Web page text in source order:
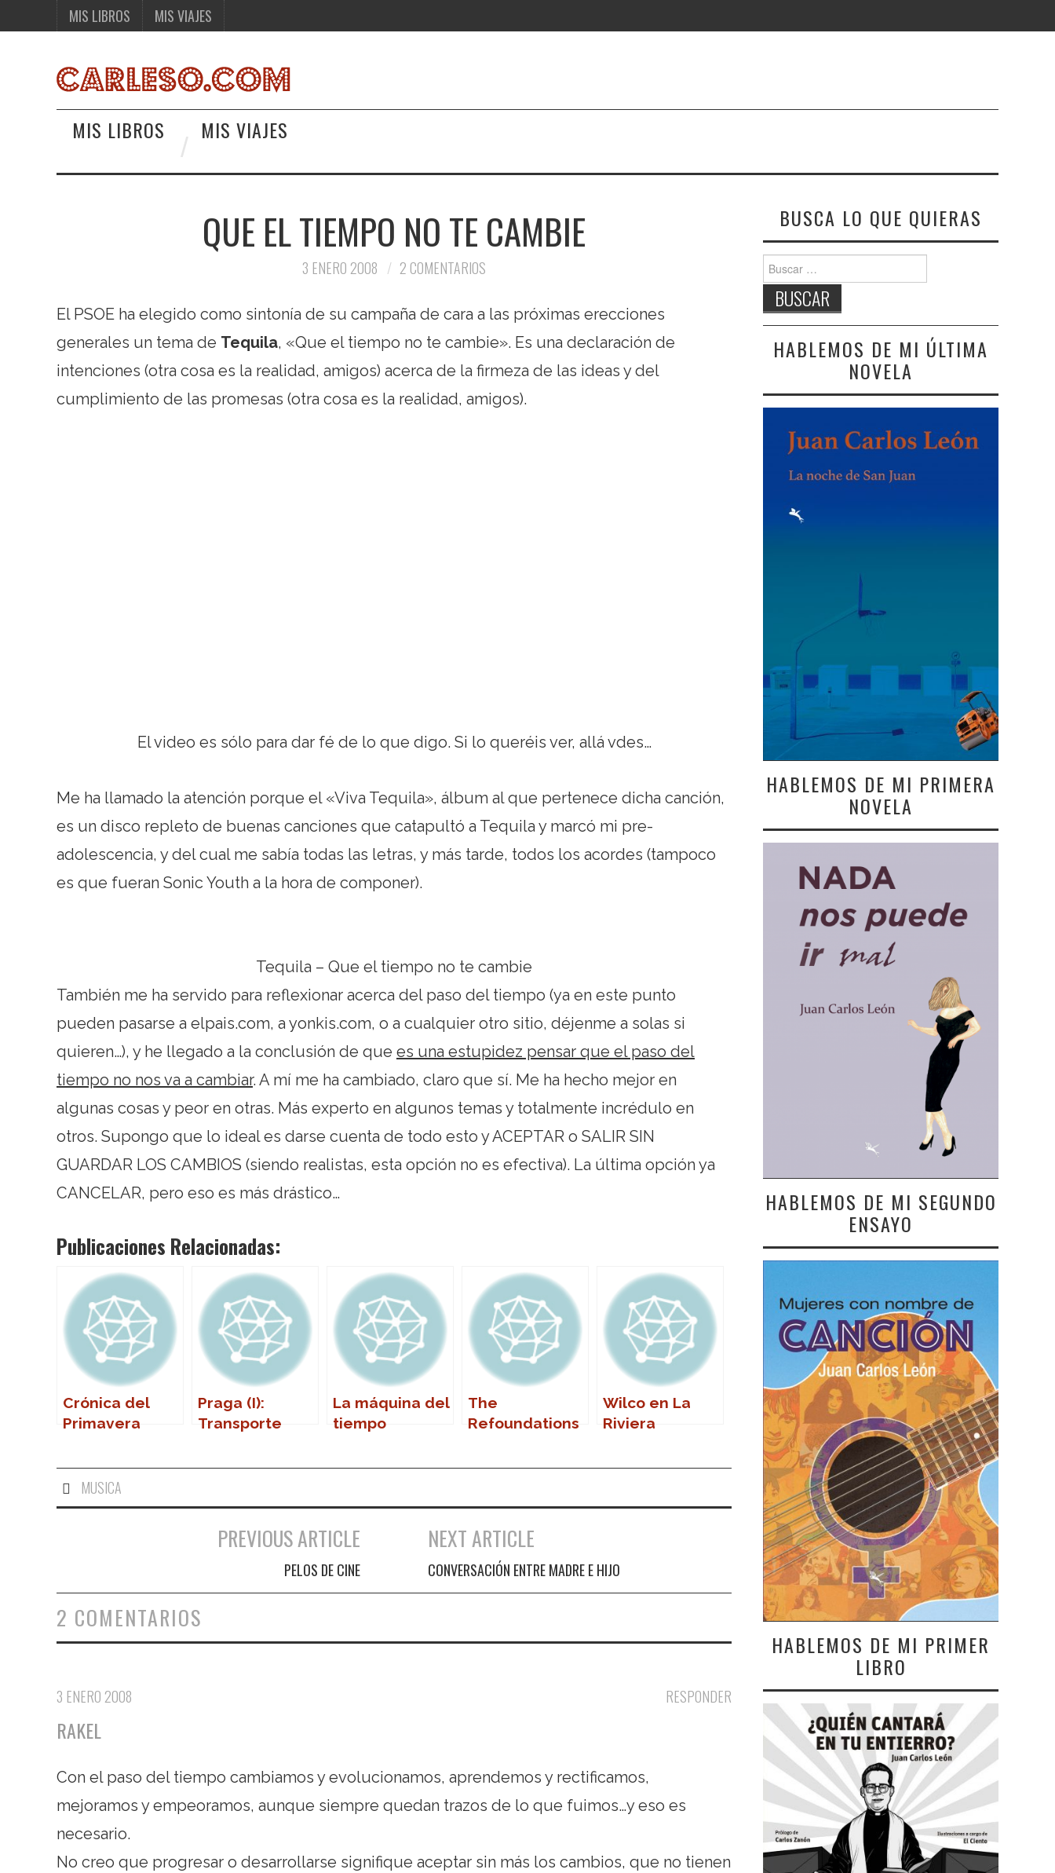
MIS LIBROS MIS VIAJES
MIS LIBROS MIS VIAJES
QUE EL TIEMPO NO TE CAMBIE
3 ENERO 2008 2 COMENTARIOS
El PSOE ha elegido como sintonía de su campaña de cara a las próximas erecciones
generales un tema de Tequila, «Que el tiempo no te cambie». Es una declaración de
intenciones (otra cosa es la realidad, amigos) acerca de la firmeza de las ideas y del
cumplimiento de las promesas (otra cosa es la realidad, amigos).
El video es sólo para dar fé de lo que digo. Si lo queréis ver, allá vdes…
Me ha llamado la atención porque el «Viva Tequila», álbum al que pertenece dicha canción,
es un disco repleto de buenas canciones que catapultó a Tequila y marcó mi pre-
adolescencia, y del cual me sabía todas las letras, y más tarde, todos los acordes (tampoco
es que fueran Sonic Youth a la hora de componer).
Tequila – Que el tiempo no te cambie
También me ha servido para reflexionar acerca del paso del tiempo (ya en este punto
pueden pasarse a elpais.com, a yonkis.com, o a cualquier otro sitio, déjenme a solas si
quieren…), y he llegado a la conclusión de que es una estupidez pensar que el paso del
tiempo no nos va a cambiar. A mí me ha cambiado, claro que sí. Me ha hecho mejor en
algunas cosas y peor en otras. Más experto en algunos temas y totalmente incrédulo en
otros. Supongo que lo ideal es darse cuenta de todo esto y ACEPTAR o SALIR SIN
GUARDAR LOS CAMBIOS (siendo realistas, esta opción no es efectiva). La última opción ya
CANCELAR, pero eso es más drástico…
Publicaciones Relacionadas:
Crónica del
Primavera
Praga (I):
Transporte
La máquina del
tiempo
The
Refoundations
Wilco en La
Riviera
MUSICA
PREVIOUS ARTICLE
PELOS DE CINE
NEXT ARTICLE
CONVERSACIÓN ENTRE MADRE E HIJO
2 COMENTARIOS
RESPONDER
3 ENERO 2008
RAKEL
Con el paso del tiempo cambiamos y evolucionamos, aprendemos y rectificamos,
mejoramos y empeoramos, aunque siempre quedan trazos de lo que fuimos…y eso es
necesario.
No creo que progresar o desarrollarse signifique aceptar sin más los cambios, que no tienen
BUSCA LO QUE QUIERAS
Buscar:
HABLEMOS DE MI ÚLTIMA
NOVELA
HABLEMOS DE MI PRIMERA
NOVELA
HABLEMOS DE MI SEGUNDO
ENSAYO
HABLEMOS DE MI PRIMER
LIBRO